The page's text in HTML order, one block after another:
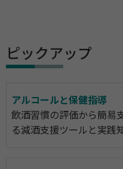
ピックアップ
アルコールと保健指導
飲酒習慣の評価から簡易
る減酒支援ツールと実践